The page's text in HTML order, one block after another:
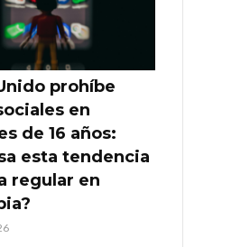
prohíbe
en
de 16 años:
esta tendencia
regular en